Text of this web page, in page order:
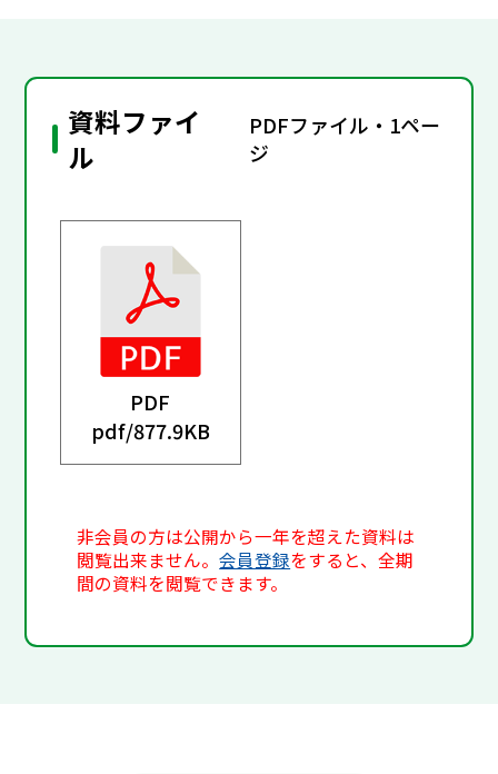
資料ファイ
ル
PDFファイル・1ペー
ジ
PDF
pdf/877.9KB
非会員の方は公開から一年を超えた資料は
閲覧出来ません。会員登録をすると、全期
間の資料を閲覧できます。